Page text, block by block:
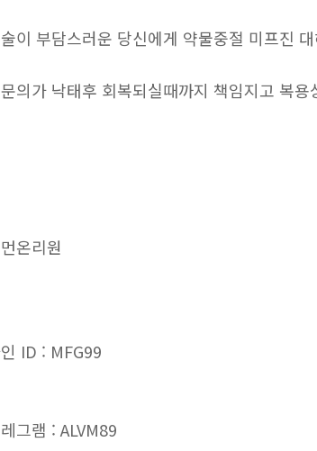
이 부담스러운 당신에게 약물중절 미프진
의가 낙태후 회복되실때까지 책임지고 복용
온리원
ID : MFG99
그램 : ALVM89